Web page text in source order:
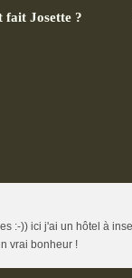
fait Josette ?
:-)) ici j'ai un hôtel à
vrai bonheur !